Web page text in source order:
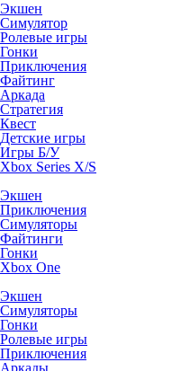
Экшен
Симулятор
Ролевые игры
Гонки
Приключения
Файтинг
Аркада
Стратегия
Квест
Детские игры
Игры Б/У
Xbox Series X/S
Экшен
Приключения
Симуляторы
Файтинги
Гонки
Xbox One
Экшен
Симуляторы
Гонки
Ролевые игры
Приключения
Аркады